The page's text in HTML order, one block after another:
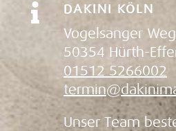
 DAKINI KÖLN
Vogelsanger
50354 Hürth-
01512 5266002
Unser Team